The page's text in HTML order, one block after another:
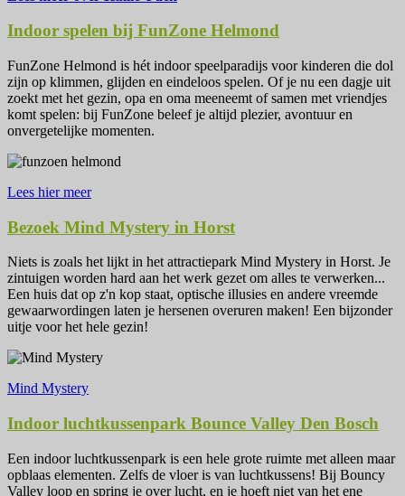
Indoor spelen bij FunZone Helmond
FunZone Helmond is hét indoor speelparadijs voor kinderen die dol
zijn op klimmen, glijden en eindeloos spelen. Of je nu een dagje uit
zoekt met het gezin, opa en oma meeneemt of samen met vriendjes
komt spelen: bij FunZone beleef je altijd plezier, avontuur en
onvergetelijke momenten.
Lees hier meer
Bezoek Mind Mystery in Horst
Niets is zoals het lijkt in het attractiepark Mind Mystery in Horst. Je
zintuigen worden hard aan het werk gezet om alles te verwerken...
Een huis dat op z'n kop staat, optische illusies en andere vreemde
gewaarwordingen laten je hersenen overuren maken! Een bijzonder
uitje voor het hele gezin!
Mind Mystery
Indoor luchtkussenpark Bounce Valley Den Bosch
Een indoor luchtkussenpark is een hele grote ruimte met alleen maar
opblaas elementen. Zelfs de vloer is van luchtkussens! Bij Bouncy
Valley loop en spring je over lucht, en je hoeft niet van het ene